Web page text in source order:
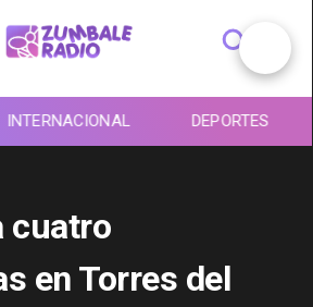
INTERNACIONAL DEPORTES
cuatro
en Torres del